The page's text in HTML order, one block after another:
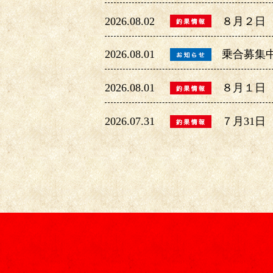
2026.08.02 ８月２日
2026.08.01 乗合募集
2026.08.01 ８月１日
2026.07.31 ７月31日